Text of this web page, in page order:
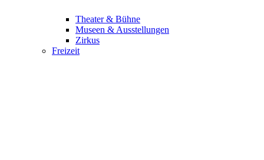
Theater & Bühne
Museen & Ausstellungen
Zirkus
Freizeit